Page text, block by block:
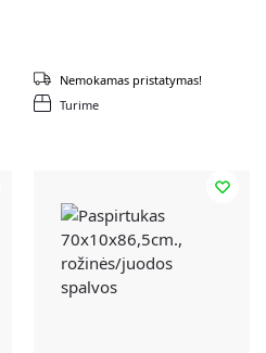
Turime
Nemokamas pristatymas!